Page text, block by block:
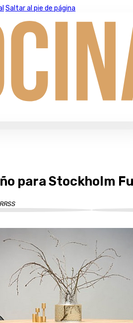
Saltar al pie de página
para Stockholm